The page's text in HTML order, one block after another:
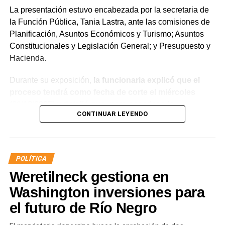
La presentación estuvo encabezada por la secretaria de
la Función Pública, Tania Lastra, ante las comisiones de
Planificación, Asuntos Económicos y Turismo; Asuntos
Constitucionales y Legislación General; y Presupuesto y
Hacienda.
Durante su exposición,
la funcionaria explicó que el
(31/12/2025) y detalló que, para acceder a la
estabilidad, los agentes deberán aprobar el examen
Administración Pública (IPAP), no registrar sanciones
superiores a 10 días de suspensión ante la Junta de
Disciplina, contar con un informe favorable y acreditar
aptitud psicofísica mediante la Junta Médica
Provincial.
Además, Lastra aseguró que el salario neto de los
trabajadores no sufrirá reducciones y remarcó que todo el
CONTINUAR LEYENDO
POLÍTICA
Weretilneck gestiona en
Washington inversiones para
el futuro de Río Negro